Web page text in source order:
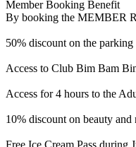
Member Booking Benefit
By booking the MEMBER
50% discount on the parking
Access to Club Bim Bam
Access for 4 hours to the
10% discount on beauty and
Free Ice Cream Pass during